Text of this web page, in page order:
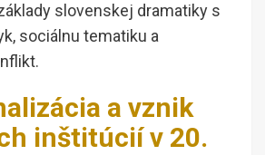
slovenskej dramatiky s
sociálnu tematiku a
a vznik
inštitúcií v 20.